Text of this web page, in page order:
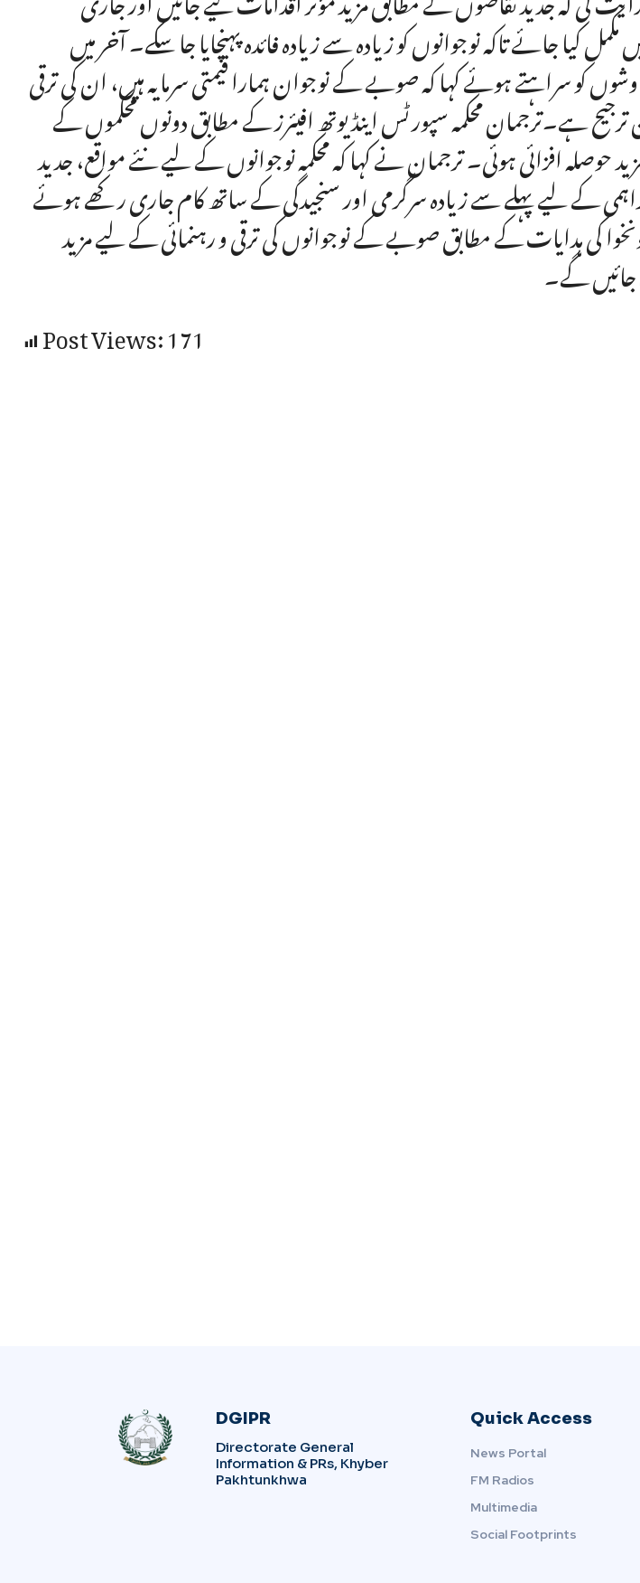
کیا جائے تاکہ نوجوانوں کو زیادہ سے زیادہ فائدہ پہنچایا جا سکے۔ آخر میں
کو سراہتے ہوئے کہا کہ صوبے کے نوجوان ہمارا قیمتی سرمایہ ہیں، ان کی ترقی
ہے۔ترجمان محکمہ سپورٹس اینڈ یوتھ افیئرز کے مطابق دونوں محکموں کے
افزائی ہوئی۔ ترجمان نے کہا کہ محکمہ نوجوانوں کے لیے نئے مواقع، جدید
کے لیے پہلے سے زیادہ سرگرمی اور سنجیدگی کے ساتھ کام جاری رکھے ہوئے
کی ہدایات کے مطابق صوبے کے نوجوانوں کی ترقی و رہنمائی کے لیے مزید
جائیں گے۔
Post Views:171
DGIPR
Directorate General
Information & PRs, Khyber
Pakhtunkhwa
Quick Access
News Portal
FM Radios
Multimedia
Social Footprints